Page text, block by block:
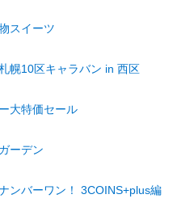
スイーツ
幌10区キャラバン in 西区
大特価セール
ーデン
ンバーワン！ 3COINS+plus編